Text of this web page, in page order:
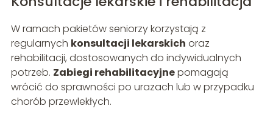
W ramach pakietów seniorzy korzystają z
regularnych konsultacji lekarskich oraz
rehabilitacji, dostosowanych do indywidualnych
potrzeb. Zabiegi rehabilitacyjnepomagają
wrócić do sprawności po urazach lub w przypadku
chorób przewlekłych.